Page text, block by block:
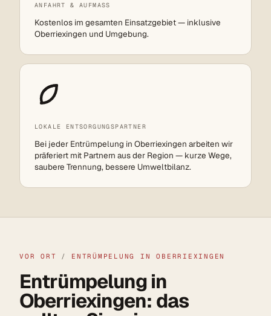
ANFAHRT & AUFMASS
Kostenlos im gesamten Einsatzgebiet — inklusive
Oberriexingen und Umgebung.
LOKALE ENTSORGUNGSPARTNER
Bei jeder Entrümpelung in Oberriexingen arbeiten wir
präferiert mit Partnern aus der Region — kurze Wege,
saubere Trennung, bessere Umweltbilanz.
VOR ORT / ENTRÜMPELUNG IN OBERRIEXINGEN
Entrümpelung in
Oberriexingen: das